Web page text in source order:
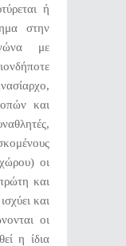
ή
στην
με
και
οι
και
και
οι
η ίδια